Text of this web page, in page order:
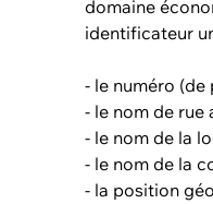
domaine
identificateur
- le numéro (de
- le nom de
- le nom de la
- le nom de la
- la position